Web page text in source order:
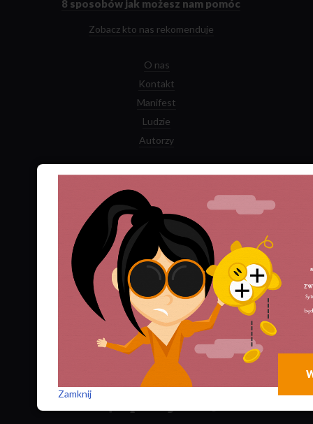
8 sposobów jak możesz nam pomóc
Zobacz kto nas rekomenduje
O nas
Kontakt
Manifest
Ludzie
Autorzy
Logowanie dla Prenumeratorów
Numery archiwalne
Najnowszy numer kwartalnika
Najnowsza książka
Facebook
Twitter
YouTube
Zamknij